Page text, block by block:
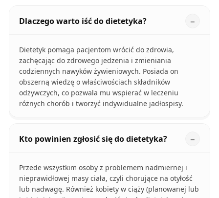
Dlaczego warto iść do dietetyka?
Dietetyk pomaga pacjentom wrócić do zdrowia,
zachęcając do zdrowego jedzenia i zmieniania
codziennych nawyków żywieniowych. Posiada on
obszerną wiedzę o właściwościach składników
odżywczych, co pozwala mu wspierać w leczeniu
różnych chorób i tworzyć indywidualne jadłospisy.
Kto powinien zgłosić się do dietetyka?
Przede wszystkim osoby z problemem nadmiernej i
nieprawidłowej masy ciała, czyli chorujące na otyłość
lub nadwagę. Również kobiety w ciąży (planowanej lub